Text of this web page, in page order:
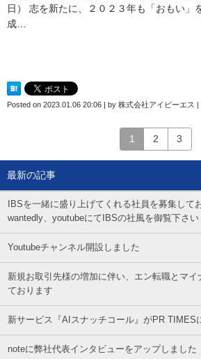
日） 志を新たに、２０２３年も「おもい」
成…
Posted on 2023.01.06 20:06 | by 株式会社アイビーエス |
1 2 3
最新の記事
IBSを一緒に盛り上げてくれる社員を募集して
wantedly、youtubeにてIBSの社風を御覧下さい
Youtubeチャンネル開設しました
新規お取引先様の増加に伴い、エン転職とマイ
ております
新サービス『AIスナッチコール』がPR TIMES
noteに弊社代表インタビューをアップしました